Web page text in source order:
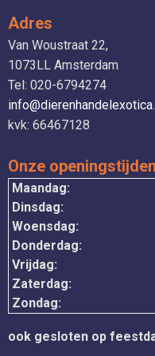
Adres
Van Woustraat 22,
1073LL Amsterdam
Tel: 020-6794274
kvk: 66467128
Onze
Maandag:
Dinsdag:
Woensdag:
Donderdag:
Vrijdag:
Zaterdag:
Zondag:
ook gesloten op